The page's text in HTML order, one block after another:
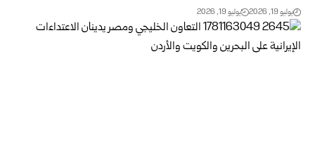
يوليو 19, 2026 يوليو 19, 2026